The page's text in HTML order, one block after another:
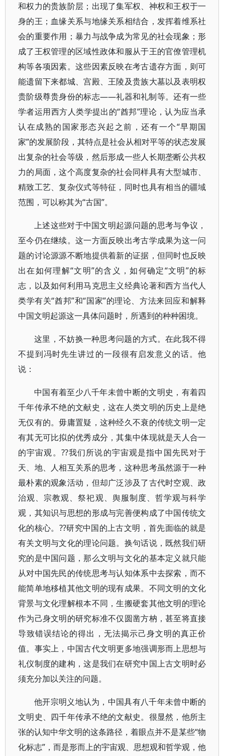
和权力的贵族阶层；出现了集军权、神权和王权于一
身的王；血缘关系与地缘关系相结合，发挥着维系社
会的重要作用；暴力与战争成为常见的社会现象；形
成了王权管理的区域性政体和服从于王的官僚管理机
构等各项因素。这些因素反映在考古遗存方面，则可
能遗留下来都城、宫殿、王陵及贵族大墓以及表明权
贵阶级尊贵身份的标志——礼器和礼制等。还有一些
学者运用西方人类学提出的“酋邦”理论，认为应当承
认在成熟的国家形态兴起之前，还有一个“早期国
家”的发展阶段，其特点是社会从相对平等的状态发展
出复杂的社会等级，然后形成一些人长期垄断公共权
力的局面，这个高度复杂的社会同样具有大型城市、
精致工艺、复杂仪式等特征，同时也具有相当的疆域
范围，可以称其为“古国”。
上述这些对于中国文明起源问题的思考与争议，
至今仍在继续。这一方面反映出考古学成果为这一问
题的讨论源源不断地提供着新的证据，但同时也反映
出在如何理解“文明”的含义，如何确定“文明”的标
志，以及如何利用马克思主义经典论著和西方当代人
类学有关“酋邦”和“国家”的理论、方法来回应和解释
中国文明起源这一具体问题时，所遇到的种种困境。
这里，不妨换一种思考问题的方式。在此我不得
不提到冯时先生讲过的一段很有启发意义的话。他
说：
中国有着至少八千年未曾中断的文明史，有着四
千年传承不绝的文献史，这在人类文明的历史上是绝
无仅有的。毋庸置疑，这种经久不衰的传统文明一定
有其无可比拟的优秀成分，其集中体现就是天人合一
的宇宙观。??我们所说的宇宙观是指中国先民对于
天、地、人相互关系的思考，这种思考虽然源于一种
最朴素的观象活动，但却广泛涉及了古代时空观、政
治观、宗教观、祭祀观、舆服制度、哲学观与科学
观，其知识与思想的形成与完善便构成了中国传统文
化的核心。??研究中国的上古文明，首先面临的就是
有关文明与文化的理论问题。换句话说，既然我们研
究的是中国问题，那么文明与文化的基本定义就只能
从对中国先民的传统思考与认知体系中去探索，而不
能简单地移植其他文明的现有成果。不同文明的文化
背景与文化理解根本不同，生搬硬套其他文明的理论
作为己身文明的研究标准不仅圆凿方枘，甚至将直接
导致错误结论的得出，无法揭示己身文明的真正价
值。事实上，中国古代文明更多地强调形而上思想与
礼仪制度的建构，这是我们在研究中国上古文明时必
须充分加以关注的问题。
他开宗明义地认为，中国具有八千年未曾中断的
文明史、四千年传承不绝的文献史。很显然，他所主
张的认知中华文明的这条路径，着眼点并不是某些“物
化标志”，而是形而上的宇宙观、思想观和哲学观，他